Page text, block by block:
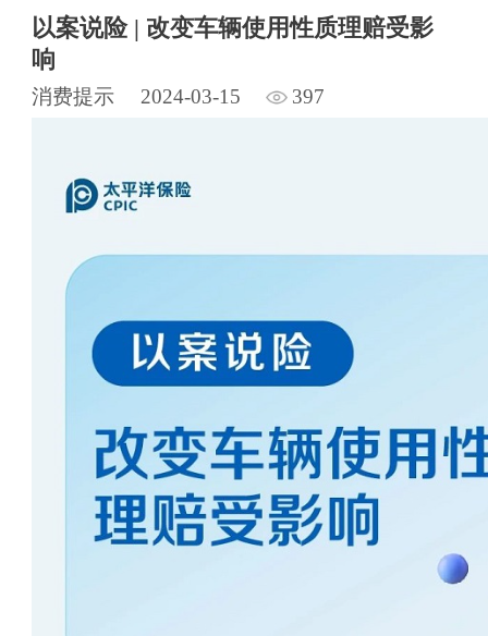
以案说险 | 改变车辆使用性质理赔受影
响
消费提示 2024-03-15 397